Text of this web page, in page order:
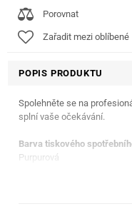
Porovnat
Zařadit mezi oblíbené
POPIS PRODUKTU
Spolehněte se na
splní vaše očekávání.
Barva tiskového
Purpurová